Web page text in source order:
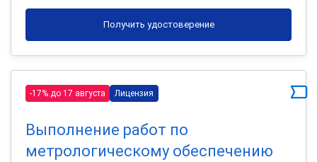
Получить удостоверение
-17% до 17 августа Лицензия
Выполнение работ по
метрологическому обеспечению